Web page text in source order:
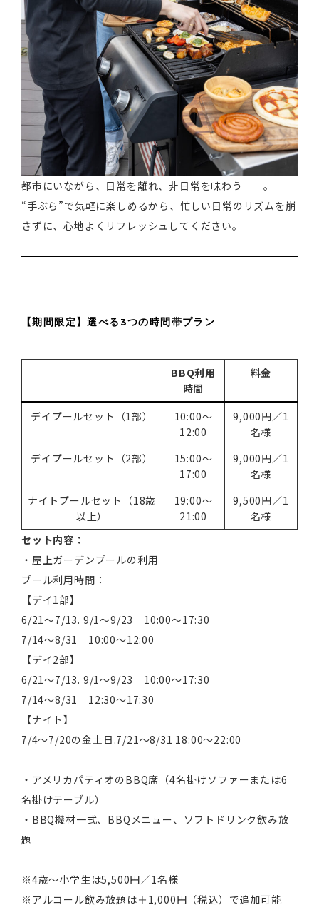
都市にいながら、日常を離れ、非日常を味わう——。
“手ぶら”で気軽に楽しめるから、忙しい日常のリズムを崩
さずに、心地よくリフレッシュしてください。
【期間限定】選べる3つの時間帯プラン
BBQ利用
時間
料金
デイプールセット（1部）
10:00～
12:00
9,000円／1
名様
デイプールセット（2部）
15:00～
17:00
9,000円／1
名様
ナイトプールセット（18歳
以上）
19:00～
21:00
9,500円／1
名様
セット内容：
・屋上ガーデンプールの利用
プール利用時間：
【デイ1部】
6/21～7/13. 9/1～9/23 10:00～17:30
7/14～8/31 10:00～12:00
【デイ2部】
6/21～7/13. 9/1～9/23 10:00～17:30
7/14～8/31 12:30～17:30
【ナイト】
7/4～7/20の金土日.7/21～8/31 18:00～22:00
・アメリカパティオのBBQ席（4名掛けソファーまたは6
名掛けテーブル）
・BBQ機材一式、BBQメニュー、ソフトドリンク飲み放
題
※4歳～小学生は5,500円／1名様
※アルコール飲み放題は＋1,000円（税込）で追加可能